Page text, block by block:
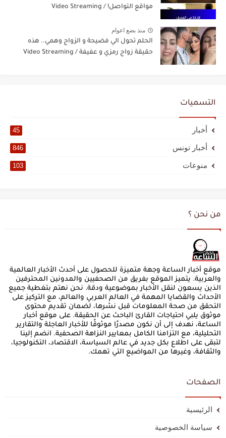
مواقع التواصل! / Video Streaming
منذ بضع اعوام
الحلم تحول الي فضيحة و الزواج وهمي.. هذه
حقيقة زواج رمزي و عفيفة / Video Streaming
التسميات
أخبار 45
أخبار تونس 846
منوعات 103
من نحن ؟
موقع أخبار الساعة وجهة متميزة للحصول على أحدث الأخبار العالمية
والعربية. يتميز الموقع بفريق من الصحفيين والمدونين المحترفين
الذين يسعون لنقل الأخبار بموضوعية ودقة. نحن نهتم بتغطية جميع
الأحداث والقضايا المهمة في العالم العربي والعالم، مع التركيز على
التحقق من صحة المعلومات قبل نشرها، لضمان تقديم محتوى
موثوق يلبي احتياجات القارئ الباحث عن الحقيقة. على موقع أخبار
الساعة، نهدف إلى أن نكون مصدرًا موثوقًا للأخبار العاجلة والتقارير
التحليلية، مع التزامنا الكامل بمعايير النزاهة الصحفية. انضم إلينا
لتبقى على اطلاع بكل جديد في عالم السياسة، الاقتصاد، التكنولوجيا،
والثقافة، وغيرها من المواضيع التي تهمك.
الصفحات
الرئيسية
سياسة الخصوصية